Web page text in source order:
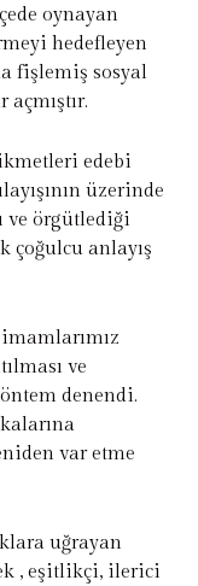
oynayan
hedefleyen
fişlemiş sosyal
edebi
üzerinde
ve örgütlediği
çoğulcu anlayış
ve
denendi.
var etme
uğrayan
, eşitlikçi, ilerici